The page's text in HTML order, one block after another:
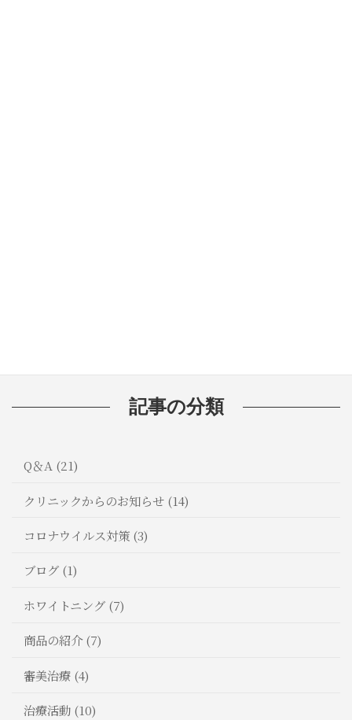
記事の分類
Q＆A (21)
クリニックからのお知らせ (14)
コロナウイルス対策 (3)
ブログ (1)
ホワイトニング (7)
商品の紹介 (7)
審美治療 (4)
治療活動 (10)